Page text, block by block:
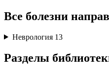
Все болезни
Неврология 13
Разделы